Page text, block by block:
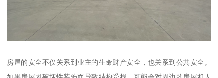
房屋的安全不仅关系到业主的生命财产安全，也关系到公共安全。